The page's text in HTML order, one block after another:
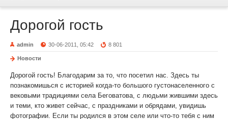
Дорогой гость
admin 30-06-2011, 05:42 8 801
Новости
Дорогой гость! Благодарим за то, что посетил нас. Здесь ты
познакомишься с историей когда-то большого густонаселенного с
вековыми традициями села Беговатова, с людьми жившими здесь
и теми, кто живет сейчас, с праздниками и обрядами, увидишь
фотографии. Если ты родился в этом селе или что-то тебя с ним